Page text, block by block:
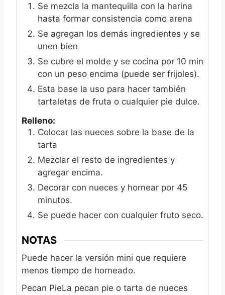
Se mezcla la mantequilla con la harina
hasta formar consistencia como arena
Se agregan los demás ingredientes y se
unen bien
Se cubre el molde y se cocina por 10 min
con un peso encima (puede ser frijoles).
Esta base la uso para hacer también
tartaletas de fruta o cualquier pie dulce.
Relleno:
Colocar las nueces sobre la base de la
tarta
Mezclar el resto de ingredientes y
agregar encima.
Decorar con nueces y hornear por 45
minutos.
Se puede hacer con cualquier fruto seco.
NOTAS
Puede hacer la versión mini que requiere
menos tiempo de horneado.
Pecan PieLa pecan pie o tarta de nueces